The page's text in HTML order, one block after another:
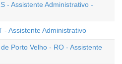
- Assistente Administrativo -
- Assistente Administrativo
Porto Velho - RO - Assistente